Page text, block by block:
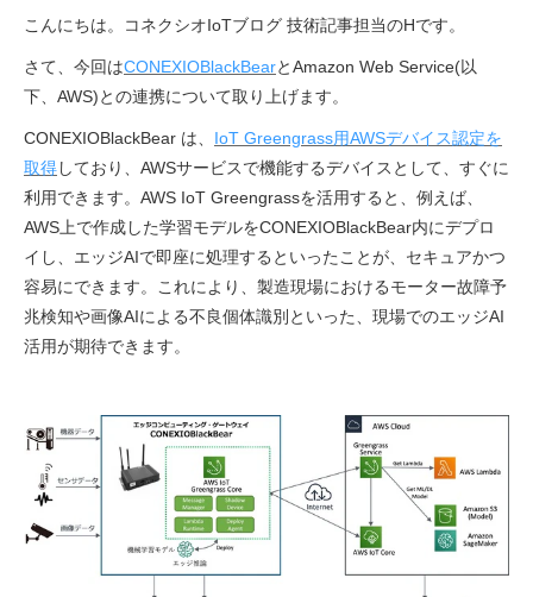
こんにちは。コネクシオIoTブログ 技術記事担当のHです。
さて、今回はCONEXIOBlackBearとAmazon Web Service(以
下、AWS)との連携について取り上げます。
CONEXIOBlackBear は、 IoT Greengrass用AWSデバイス認定を
取得しており、AWSサービスで機能するデバイスとして、すぐに
利用できます。AWS IoT Greengrassを活用すると、例えば、
AWS上で作成した学習モデルをCONEXIOBlackBear内にデプロ
イし、エッジAIで即座に処理するといったことが、セキュアかつ
容易にできます。これにより、製造現場におけるモーター故障予
兆検知や画像AIによる不良個体識別といった、現場でのエッジAI
活用が期待できます。